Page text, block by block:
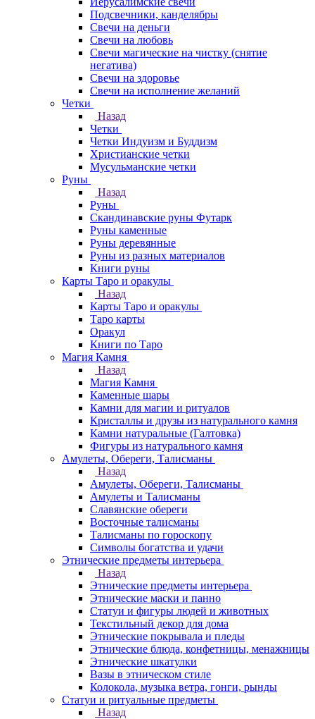
Подсвечники, канделябры
Свечи на деньги
Свечи на любовь
Свечи магические на чистку (снятие
негатива)
Свечи на здоровье
Свечи на исполнение желаний
Четки
Назад
Четки
Четки Индуизм и Буддизм
Христианские четки
Мусульманские четки
Руны
Назад
Руны
Скандинавские руны Футарк
Руны каменные
Руны деревянные
Руны из разных материалов
Книги руны
Карты Таро и оракулы
Назад
Карты Таро и оракулы
Таро карты
Оракул
Книги по Таро
Магия Камня
Назад
Магия Камня
Каменные шары
Камни для магии и ритуалов
Кристаллы и друзы из натурального камня
Камни натуральные (Галтовка)
Фигуры из натурального камня
Амулеты, Обереги, Талисманы
Назад
Амулеты, Обереги, Талисманы
Амулеты и Талисманы
Славянские обереги
Восточные талисманы
Талисманы по гороскопу
Символы богатства и удачи
Этнические предметы интерьера
Назад
Этнические предметы интерьера
Этнические маски и панно
Статуи и фигуры людей и животных
Текстильный декор для дома
Этнические покрывала и пледы
Этнические блюда, конфетницы, менажницы
Этнические шкатулки
Вазы в этническом стиле
Колокола, музыка ветра, гонги, рынды
Статуи и ритуальные предметы
Назад